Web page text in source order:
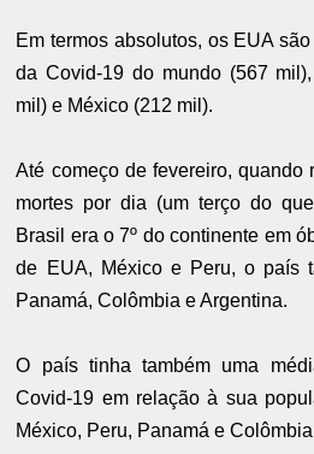
Em termos absolutos, os EUA
da Covid-19 do mundo (567
mil) e México (212 mil).
Até começo de fevereiro, quando
mortes por dia (um terço do
Brasil era o 7º do continente em
de EUA, México e Peru, o país
Panamá, Colômbia e Argentina.
O país tinha também uma
Covid-19 em relação à sua
México, Peru, Panamá e